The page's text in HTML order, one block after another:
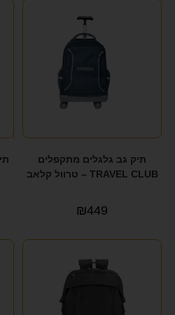
תיק גב גלגלים מתקפלים
TRAVEL CLUB – טרוול קלאב
₪449